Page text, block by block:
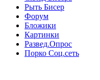
Рыть Бисер
Форум
Бложики
Картинки
Развед.Опрос
Порко Соц.сеть